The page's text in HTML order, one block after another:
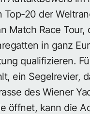
Top-20 der
Match Race
in ganz
qualifizieren.
ein Segelrevier,
des Wiener
öffnet, kann die